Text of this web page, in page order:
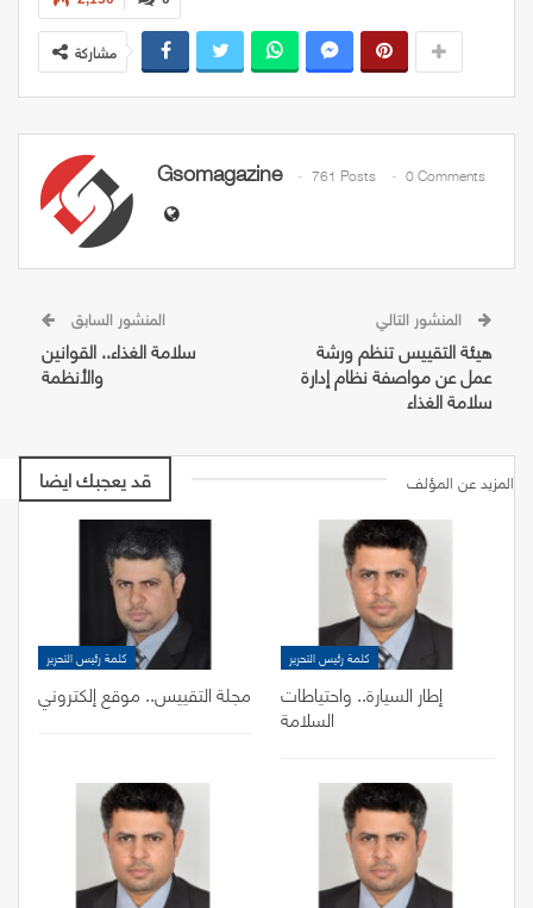
مشاركة
Gsomagazine 761 Posts 0 Comments
المنشور السابق
سلامة الغذاء.. القوانين
والأنظمة
هيئة التقييس تنظم ورشة
عمل عن مواصفة نظام إدارة
سلامة الغذاء
قد يعجبك ايضا المزيد عن المؤلف
كلمة رئيس التحرير
مجلة التقييس.. موقع إلكتروني
كلمة رئيس التحرير
إطار السيارة.. واحتياطات
السلامة